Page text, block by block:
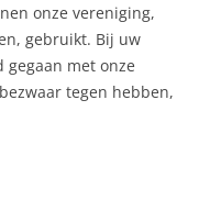
onze vereniging,
gebruikt. Bij uw
met onze
tegen hebben,